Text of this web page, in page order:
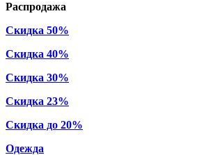
Распродажа
Скидка 50%
Скидка 40%
Скидка 30%
Скидка 23%
Скидка до 20%
Одежда